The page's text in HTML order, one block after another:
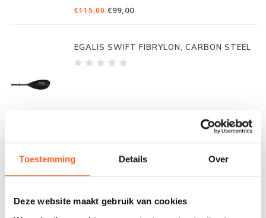
Toestemming Details Over
Deze website maakt gebruik van cookies
€115,00 €99,00
EGALIS SWIFT FIBRYLON, CARBON STEEL
EGALIS SWIFT FIBRYLON,
DEELBAAR/VERSTELBAAR